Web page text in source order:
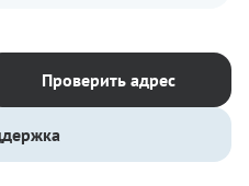
Проверить адрес